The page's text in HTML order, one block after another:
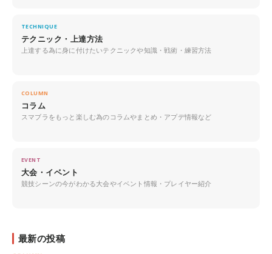
TECHNIQUE
テクニック・上達方法
上達する為に身に付けたいテクニックや知識・戦術・練習方法
COLUMN
コラム
スマブラをもっと楽しむ為のコラムやまとめ・アプデ情報など
EVENT
大会・イベント
競技シーンの今がわかる大会やイベント情報・プレイヤー紹介
最新の投稿